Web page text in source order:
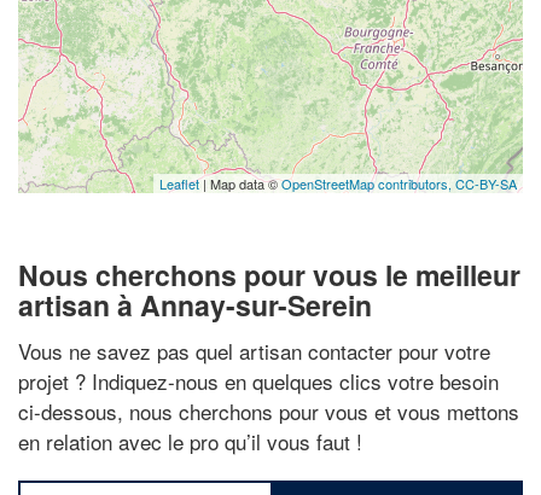
Leaflet| Map data ©OpenStreetMap contributors, CC-BY-SA
Nous cherchons pour vous le meilleur
artisan à Annay-sur-Serein
Vous ne savez pas quel artisan contacter pour votre
projet ? Indiquez-nous en quelques clics votre besoin
ci-dessous, nous cherchons pour vous et vous mettons
en relation avec le pro qu’il vous faut !